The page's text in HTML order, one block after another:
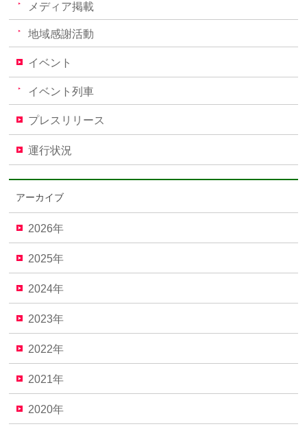
メディア掲載
地域感謝活動
イベント
イベント列車
プレスリリース
運行状況
アーカイブ
2026年
2025年
2024年
2023年
2022年
2021年
2020年